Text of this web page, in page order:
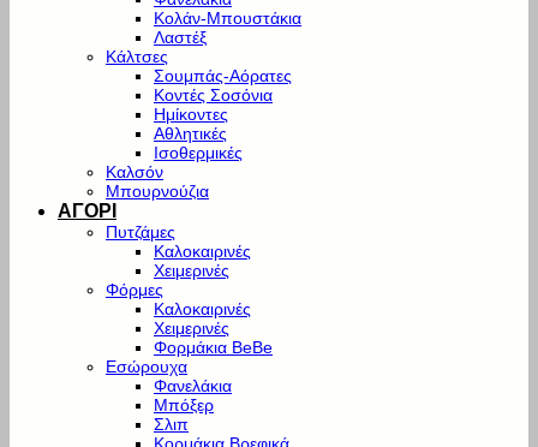
Κολάν-Μπουστάκια
Λαστέξ
Κάλτσες
Σουμπάς-Αόρατες
Κοντές Σοσόνια
Ημίκοντες
Αθλητικές
Ισοθερμικές
Καλσόν
Μπουρνούζια
ΑΓΟΡΙ
Πυτζάμες
Καλοκαιρινές
Χειμερινές
Φόρμες
Καλοκαιρινές
Χειμερινές
Φορμάκια BeBe
Εσώρουχα
Φανελάκια
Μπόξερ
Σλιπ